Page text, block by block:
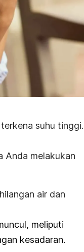
suhu tinggi.
Anda melakukan
air dan
meliputi
kesadaran.